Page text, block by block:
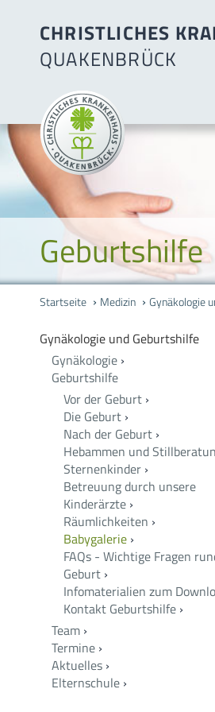
CHRISTLICHES
QUAKENBRÜCK
Geburtshilfe
Startseite Medizin Gynäkologie
Gynäkologie und Geburtshilfe
Gynäkologie ›
Geburtshilfe
Vor der Geburt ›
Die Geburt ›
Nach der Geburt ›
Hebammen und
Sternenkinder ›
Betreuung durch unsere
Kinderärzte ›
Räumlichkeiten ›
Babygalerie ›
FAQs - Wichtige Fragen
Geburt ›
Infomaterialien zum
Kontakt Geburtshilfe ›
Team ›
Termine ›
Aktuelles ›
Elternschule ›